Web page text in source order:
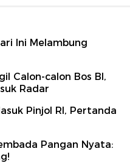
Ini Melambung
Calon-calon Bos BI,
Radar
Pinjol RI, Pertanda
Pangan Nyata: